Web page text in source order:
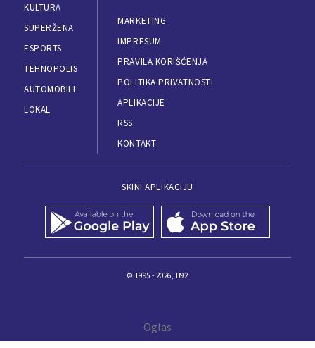
KULTURA
SUPERŽENA
ESPORTS
TEHNOPOLIS
AUTOMOBILI
LOKAL
MARKETING
IMPRESUM
PRAVILA KORIŠĆENJA
POLITIKA PRIVATNOSTI
APLIKACIJE
RSS
KONTAKT
SKINI APLIKACIJU
© 1995 - 2026, B92